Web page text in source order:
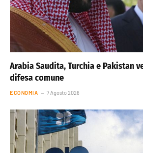
Arabia Saudita, Turchia e Pakistan
difesa comune
ECONOMIA 7 Agosto 2026